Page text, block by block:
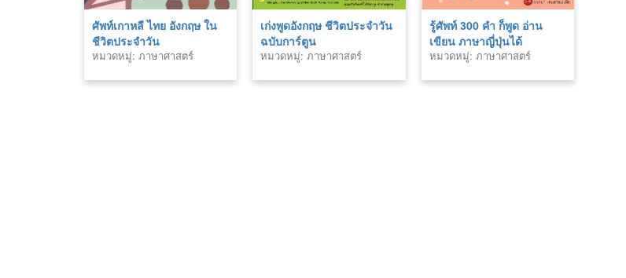
ศัพท์เกาหลี ไทย อังกฤษ ใน
ชีวิตประจำวัน
หมวดหมู่: ภาษาศาสตร์
เก่งพูดอังกฤษ ชีวิตประจำวัน
ฉบับการ์ตูน
หมวดหมู่: ภาษาศาสตร์
รู้ศัพท์ 300 คำ ก็พูด อ่าน
เขียน ภาษาญี่ปุ่นได้
หมวดหมู่: ภาษาศาสตร์